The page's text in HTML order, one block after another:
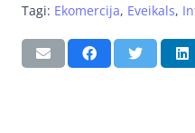
Tagi: Ekomercija, Eveikals,